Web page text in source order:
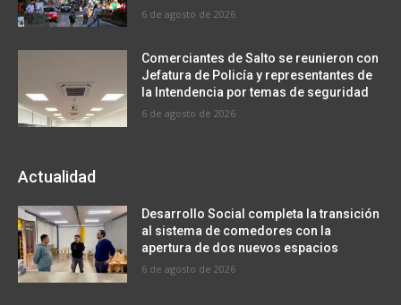
6 de agosto de 2026
Comerciantes de Salto se reunieron con
Jefatura de Policía y representantes de
la Intendencia por temas de seguridad
6 de agosto de 2026
Actualidad
Desarrollo Social completa la transición
al sistema de comedores con la
apertura de dos nuevos espacios
6 de agosto de 2026